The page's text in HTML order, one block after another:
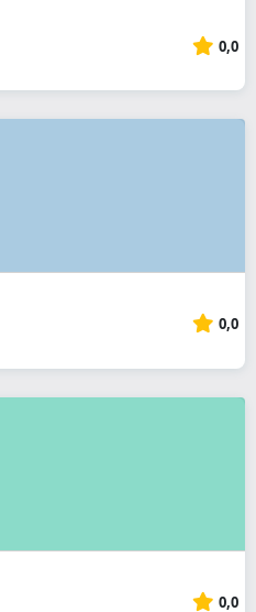
0,0
0,0
0,0